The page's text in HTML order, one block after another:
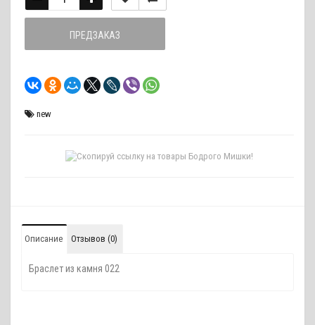
ПРЕДЗАКАЗ
new
Описание Отзывов (0)
Браслет из камня 022